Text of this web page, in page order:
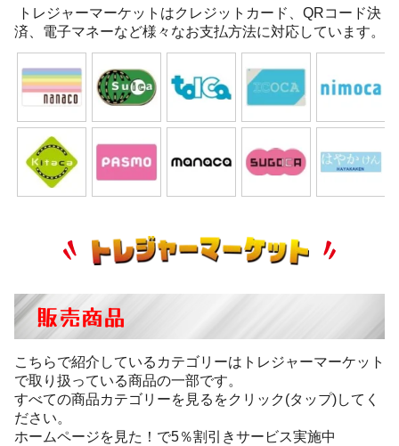
トレジャーマーケットはクレジットカード、QRコード決
済、電子マネーなど様々なお支払方法に対応しています。
販売商品
こちらで紹介しているカテゴリーはトレジャーマーケット
で取り扱っている商品の一部です。
すべての商品カテゴリーを見るをクリック(タップ)してく
ださい。
ホームページを見た！で5％割引きサービス実施中